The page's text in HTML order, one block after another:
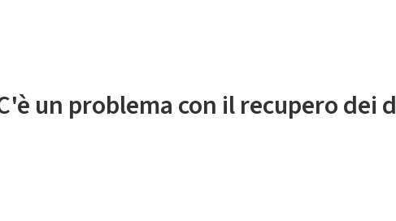
un problema con il recupero dei